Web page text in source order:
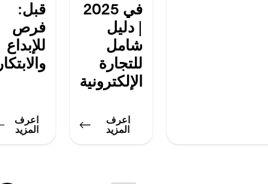
في 2025
| دليل
شامل
للتجارة
الإلكترونية
اعرف
المزيد
قبل:
فرص
للإبداع
والابتكار
اعرف
المزيد